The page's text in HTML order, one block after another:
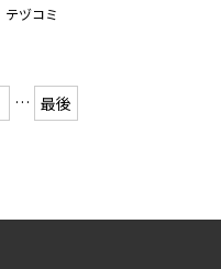
テヅコミ
… 最後